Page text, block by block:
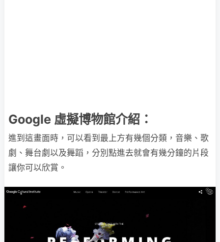
Google 虛擬博物館介紹：
進到這畫面時，可以看到最上方有幾個分類，音樂、歌
劇、舞台劇以及舞蹈，分別點進去就會有幾分鐘的片段
讓你可以欣賞。